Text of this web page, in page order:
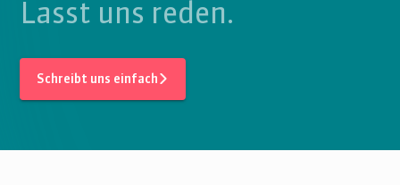
Lasst uns reden.
Schreibt uns einfach